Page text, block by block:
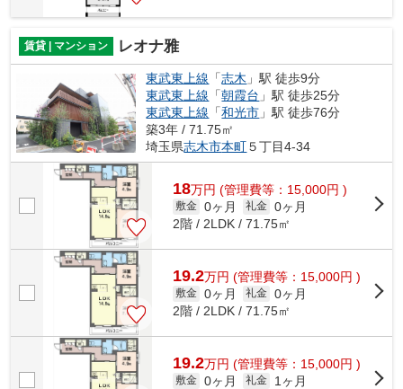
賃貸 | マンション レオナ雅
東武東上線 「志木 」駅 徒歩9分
東武東上線 「朝霞台 」駅 徒歩25分
東武東上線 「和光市 」駅 徒歩76分
築3年 / 71.75㎡
埼玉県志木市本町５丁目4-34
18万円 (管理費等：15,000円 )
敷金 0ヶ月 礼金 0ヶ月
2階 / 2LDK / 71.75㎡
19.2万円 (管理費等：15,000円 )
敷金 0ヶ月 礼金 0ヶ月
2階 / 2LDK / 71.75㎡
19.2万円 (管理費等：15,000円 )
敷金 0ヶ月 礼金
1ヶ月